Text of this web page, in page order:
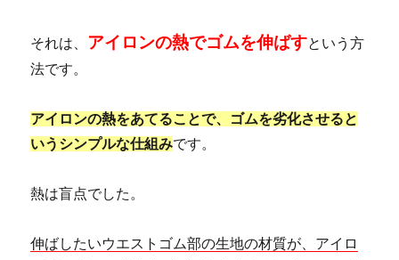
それは、 アイロンの熱でゴムを伸ばすという方
法です。
アイロンの熱をあてることで、ゴムを劣化させると
いうシンプルな仕組みです。
熱は盲点でした。
伸ばしたいウエストゴム部の生地の材質が、アイロ